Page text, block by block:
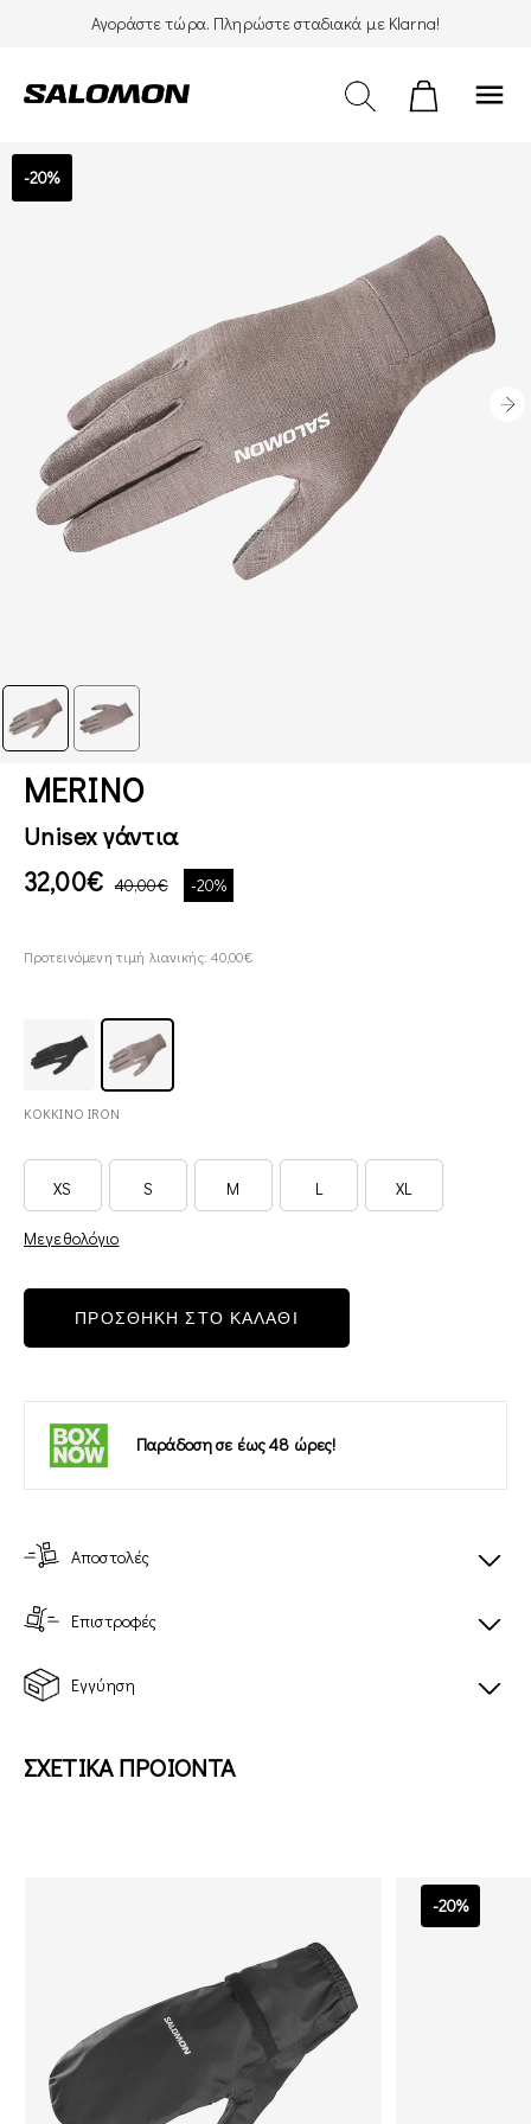
Αγοράστε τώρα. Πληρώστε σταδιακά με Klarna!
menu
-20%
MERINO
Unisex γάντια
32,00€ 40,00€ -20%
Προτεινόμενη τιμή λιανικής: 40,00€
ΚΟΚΚΙΝΟ IRON
XS S M L XL
Μεγεθολόγιο
ΠΡΟΣΘΗΚΗ ΣΤΟ ΚΑΛΑΘΙ
Παράδοση σε έως 48 ώρες!
Αποστολές
Επιστροφές
Εγγύηση
ΣΧΕΤΙΚΑ ΠΡΟΙΟΝΤΑ
-20%